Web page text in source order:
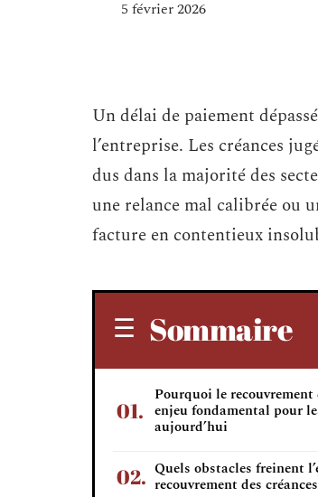
5 février 2026
Un délai de paiement
l’entreprise. Les créances
dus dans la majorité des
une relance mal calibrée ou
facture en contentieux
Sommaire
Pourquoi le recouvrement
enjeu fondamental pour
aujourd’hui
Quels obstacles freinent
recouvrement des